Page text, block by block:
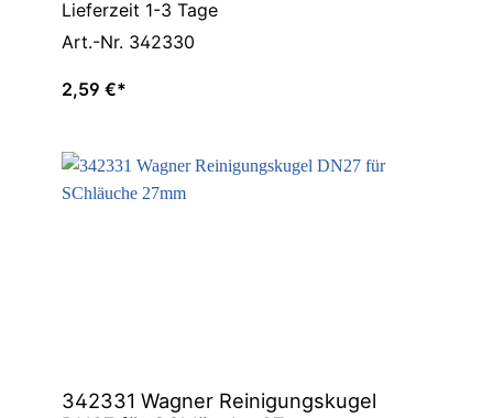
Lieferzeit 1-3 Tage
Art.-Nr. 342330
2,59 €*
342331 Wagner Reinigungskugel